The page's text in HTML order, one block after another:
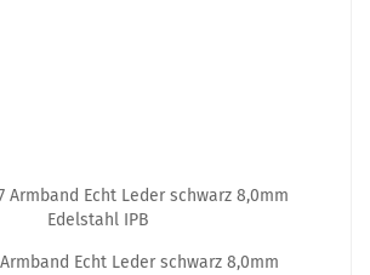
Armband Echt Leder schwarz 8,0mm